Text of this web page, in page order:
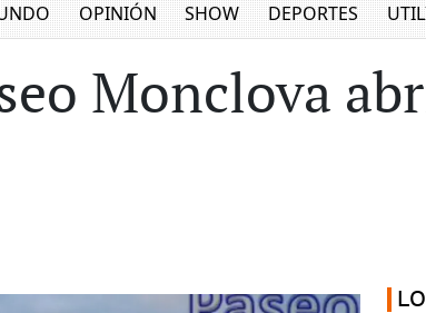
OPINIÓN SHOW DEPORTES
Monclova